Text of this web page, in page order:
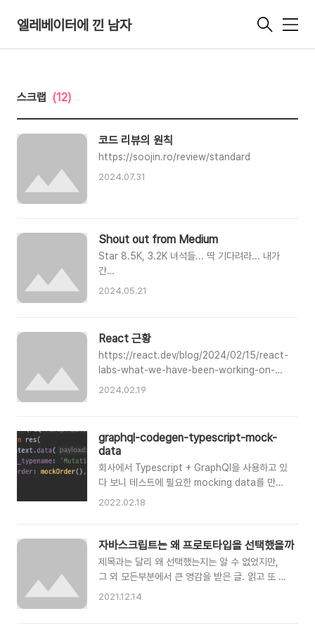
엘레베이터에 낀 남자
메
스크랩 (12)
코드 리뷰의 원칙
https://soojin.ro/review/standard
2024.07.31
Shout out from Medium
Star 8.5K, 3.2K 녀석들... 딱 기다려라... 내가
간
다.... https://tamfocus.medium.com/my-
boilerplateIntroductiontamfocus.medium.com
2024.05.21
React 근황
https://react.dev/blog/2024/02/15/react-
labs-what-we-have-been-working-on-
february-2024 React Labs: What We've
으로 테스트중인 cache
https://react.dev/reference/react/cache
cache – React The library for web and
native user interfaces react.dev
https://youtu.be/LL4V8CcEhIo - 메타 친구
2024.02.19
graphql-codegen-typescript-mock-
data
회사에서 Typescript + GraphQl을 사용하고 있
다 보니 테스트에 필요한 mocking data를 만드
는 게 어렵지 않다.(타입 추론) 그런데 프로젝트에
에서 rest API 작업을 할 때 했던 방법대로
intermock을 통해 mocking을 해보려고 했는데
여의치 않았다. intermock 자체가 지원하는 타입
용하지 못하고 있었다 ㅠㅠ [TS] Type과
2022.02.18
자바스크립트는 왜 프로토타입을 선택했을까
제목과는 달리 왜 선택했는지는 알 수 없었지만,
그 외 모든부분에서 큰 영감을 받은 글. 읽고 또 읽
자. 자바스크립트는 왜 프로토타입을 선택했을까
2021.12.14